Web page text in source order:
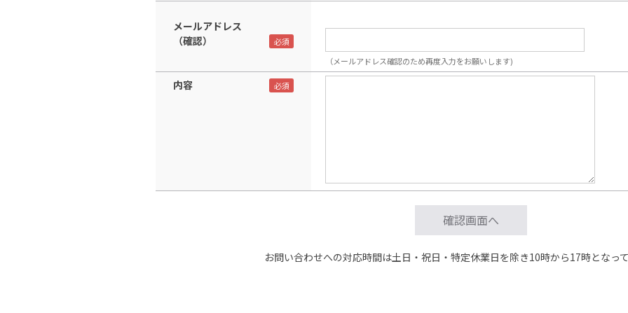
メールアドレス
（確認）
（メールアドレス確認のため再度入力をお願いします)
内容
お問い合わせへの対応時間は土日・祝日・特定休業日を除き10時から17時となって